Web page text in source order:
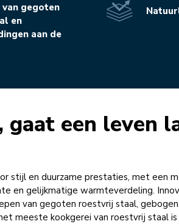
van gegoten
en
aan de
een leven
stijl en duurzame prestaties, met een
en gelijkmatige warmteverdeling.
van gegoten roestvrij staal,
meeste kookgerei van roestvrij staal is